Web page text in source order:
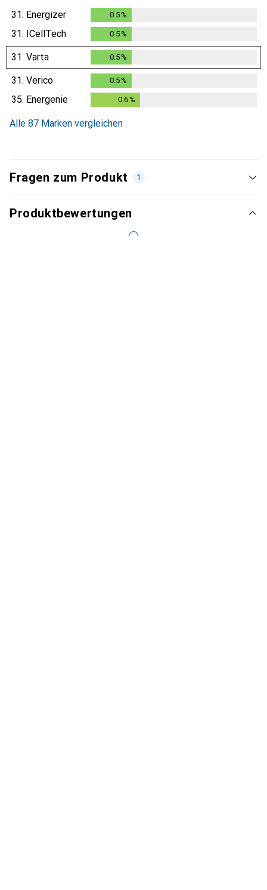
31. Energizer 0.5 %
31. ICellTech 0.5 %
31. Varta 0.5 %
31. Verico 0.5 %
35. Energenie 0.6 %
Alle 87 Marken vergleichen
Fragen zum Produkt 1
Produktbewertungen